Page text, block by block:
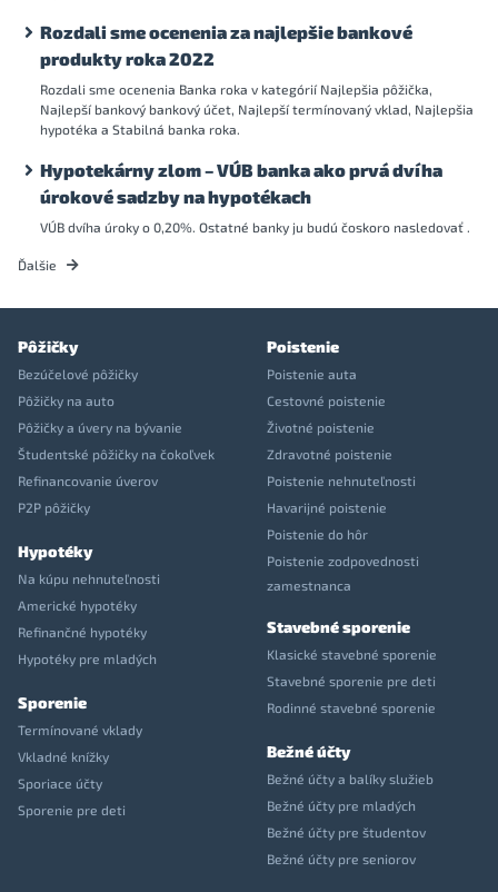
Rozdali sme ocenenia za najlepšie bankové
produkty roka 2022
Rozdali sme ocenenia Banka roka v kategórií Najlepšia pôžička,
Najlepší bankový bankový účet, Najlepší termínovaný vklad, Najlepšia
hypotéka a Stabilná banka roka.
Hypotekárny zlom – VÚB banka ako prvá dvíha
úrokové sadzby na hypotékach
VÚB dvíha úroky o 0,20%. Ostatné banky ju budú čoskoro nasledovať .
Ďalšie
Pôžičky
Bezúčelové pôžičky
Pôžičky na auto
Pôžičky a úvery na bývanie
Študentské pôžičky na čokoľvek
Refinancovanie úverov
P2P pôžičky
Hypotéky
Na kúpu nehnuteľnosti
Americké hypotéky
Refinančné hypotéky
Hypotéky pre mladých
Sporenie
Termínované vklady
Vkladné knížky
Sporiace účty
Sporenie pre deti
Poistenie
Poistenie auta
Cestovné poistenie
Životné poistenie
Zdravotné poistenie
Poistenie nehnuteľnosti
Havarijné poistenie
Poistenie do hôr
Poistenie zodpovednosti
zamestnanca
Stavebné sporenie
Klasické stavebné sporenie
Stavebné sporenie pre deti
Rodinné stavebné sporenie
Bežné účty
Bežné účty a balíky služieb
Bežné účty pre mladých
Bežné účty pre študentov
Bežné účty pre seniorov